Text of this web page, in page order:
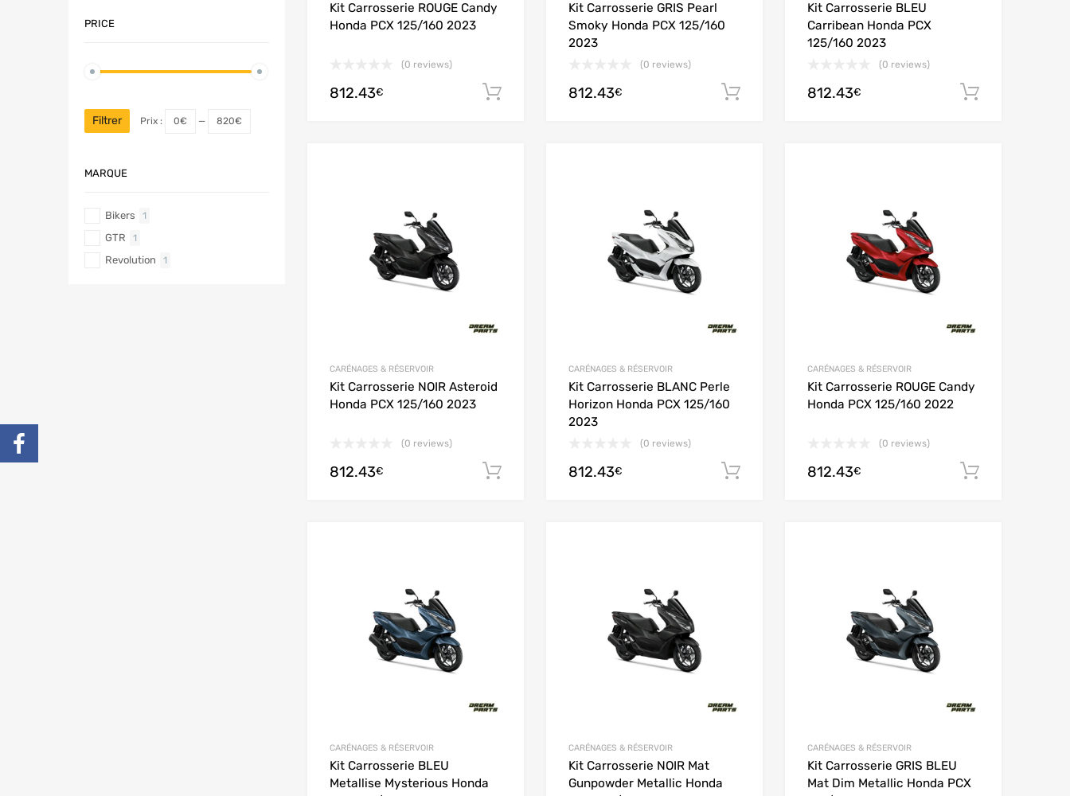
Kit Carrosserie ROUGE Candy
Honda PCX 125/160 2023
(0 reviews)
812.43€ Ajouter au panier
Kit Carrosserie GRIS Pearl
Smoky Honda PCX 125/160
2023
(0 reviews)
812.43€ Ajouter au panier
Kit Carrosserie BLEU
Carribean Honda PCX
125/160 2023
(0 reviews)
812.43€
CARÉNAGES & RÉSERVOIR
Kit Carrosserie NOIR Asteroid
Honda PCX 125/160 2023
(0 reviews)
812.43€ Ajouter au panier
CARÉNAGES & RÉSERVOIR
Kit Carrosserie BLANC Perle
Horizon Honda PCX 125/160
2023
(0 reviews)
812.43€ Ajouter au panier
CARÉNAGES & RÉSERVOIR
Kit Carrosserie ROUGE Candy
Honda PCX 125/160 2022
(0 reviews)
812.43€
CARÉNAGES & RÉSERVOIR
Kit Carrosserie BLEU
Metallise Mysterious Honda
CARÉNAGES & RÉSERVOIR
Kit Carrosserie NOIR Mat
Gunpowder Metallic Honda
CARÉNAGES & RÉSERVOIR
Kit Carrosserie GRIS BLEU
Mat Dim Metallic Honda PCX
PRICE
Filtrer Prix : 0€ — 820€
MARQUE
Bikers 1
GTR 1
Revolution 1